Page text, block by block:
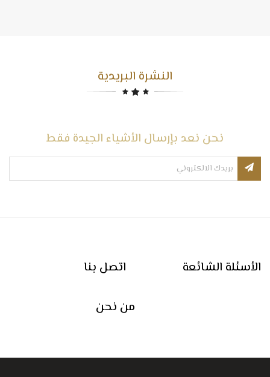
النشرة البريدية
نحن نعد بإرسال الأشياء الجيدة فقط
اتصل بنا الأسئلة الشائعة
من نحن